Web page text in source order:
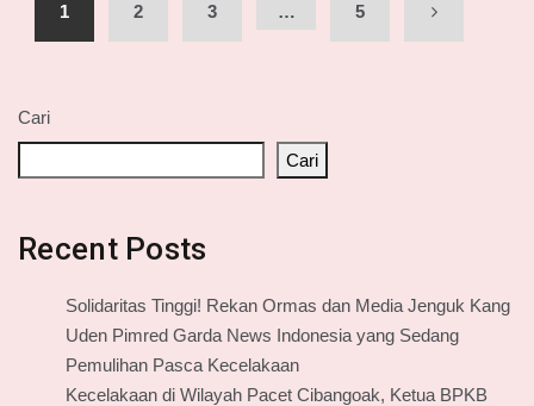
1 2 3 … 5
Cari
Cari
Recent Posts
Solidaritas Tinggi! Rekan Ormas dan Media Jenguk Kang
Uden Pimred Garda News Indonesia yang Sedang
Pemulihan Pasca Kecelakaan
Kecelakaan di Wilayah Pacet Cibangoak, Ketua BPKB